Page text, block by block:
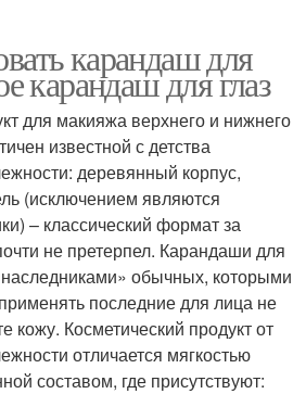
карандаш для
карандаш для глаз
для макияжа верхнего и нижнего
известной с детства
деревянный корпус,
(исключением являются
– классический формат за
не претерпел. Карандаши для
обычных, которыми
последние для лица не
кожу. Косметический продукт от
отличается мягкостью
составом, где присутствуют: